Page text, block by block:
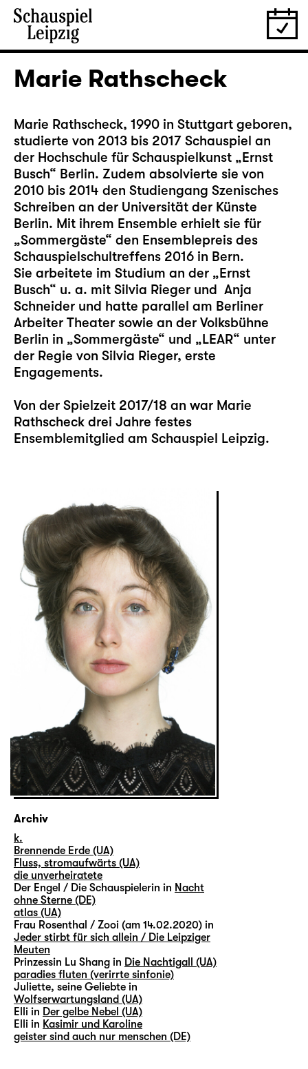
Marie Rathscheck
Marie Rathscheck, 1990 in Stuttgart geboren,
studierte von 2013 bis 2017 Schauspiel an
der Hochschule für Schauspielkunst „Ernst
Busch“ Berlin. Zudem absolvierte sie von
2010 bis 2014 den Studiengang Szenisches
Schreiben an der Universität der Künste
Berlin. Mit ihrem Ensemble erhielt sie für
„Sommergäste“ den Ensemblepreis des
Schauspielschultreffens 2016 in Bern.
Sie arbeitete im Studium an der „Ernst
Busch“ u. a. mit Silvia Rieger und Anja
Schneider und hatte parallel am Berliner
Arbeiter Theater sowie an der Volksbühne
Berlin in „Sommergäste“ und „LEAR“ unter
der Regie von Silvia Rieger, erste
Engagements.
Von der Spielzeit 2017/18 an war Marie
Rathscheck drei Jahre festes
Ensemblemitglied am Schauspiel Leipzig.
Archiv
k.
Brennende Erde (UA)
Fluss, stromaufwärts (UA)
die unverheiratete
Der Engel / Die Schauspielerin in Nacht
ohne Sterne (DE)
atlas (UA)
Frau Rosenthal / Zooi (am 14.02.2020) in
Jeder stirbt für sich allein / Die Leipziger
Meuten
Prinzessin Lu Shang in Die Nachtigall (UA)
paradies fluten (verirrte sinfonie)
Juliette, seine Geliebte in
Wolfserwartungsland (UA)
Elli in Der gelbe Nebel (UA)
Elli in Kasimir und Karoline
geister sind auch nur menschen (DE)